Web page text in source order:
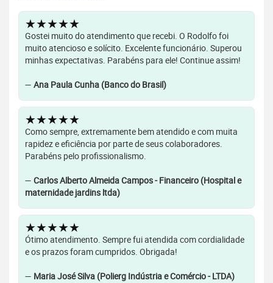
★★★★★
Gostei muito do atendimento que recebi. O Rodolfo foi
muito atencioso e solícito. Excelente funcionário. Superou
minhas expectativas. Parabéns para ele! Continue assim!
— Ana Paula Cunha (Banco do Brasil)
★★★★★
Como sempre, extremamente bem atendido e com muita
rapidez e eficiência por parte de seus colaboradores.
Parabéns pelo profissionalismo.
— Carlos Alberto Almeida Campos - Financeiro (Hospital e
maternidade jardins ltda)
★★★★★
Ótimo atendimento. Sempre fui atendida com cordialidade
e os prazos foram cumpridos. Obrigada!
— Maria José Silva (Polierg Indústria e Comércio - LTDA)